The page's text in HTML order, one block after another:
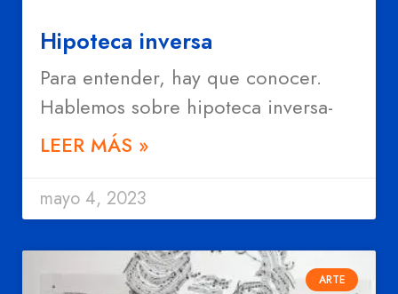
Hipoteca inversa
Para entender, hay que conocer.
Hablemos sobre hipoteca inversa-
LEER MÁS »
mayo 4, 2023
ARTE